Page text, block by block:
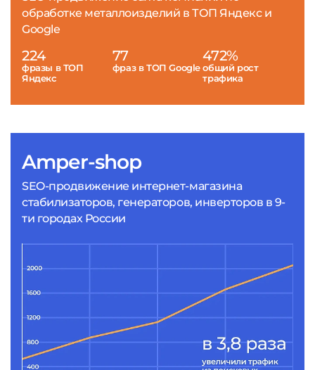
Amper-shop
SEO-продвижение интернет-магазина
стабилизаторов, генераторов, инверторов в 9-
ти городах России
обработке металлоизделий в ТОП Яндекс и
Google
224
фразы в ТОП
Яндекс
77
фраз в ТОП Google
472%
общий рост
трафика